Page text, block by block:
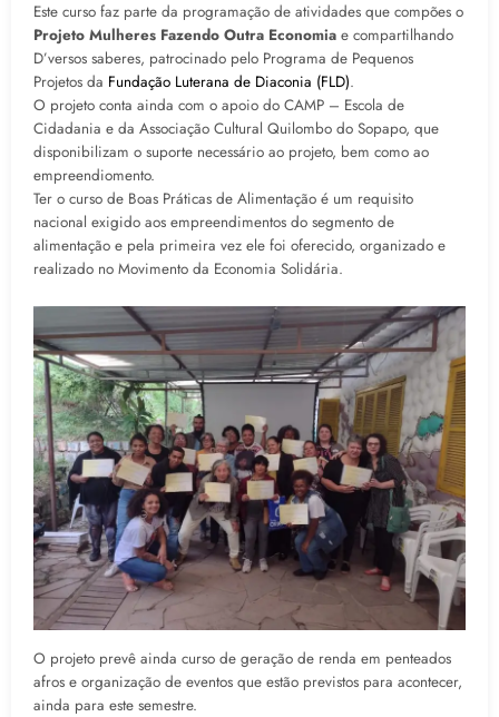
Este curso faz parte da programação de atividades que compões o
Projeto Mulheres Fazendo Outra Economia e compartilhando
D’versos saberes, patrocinado pelo Programa de Pequenos
Projetos da Fundação Luterana de Diaconia (FLD).
O projeto conta ainda com o apoio do CAMP – Escola de
Cidadania e da Associação Cultural Quilombo do Sopapo, que
disponibilizam o suporte necessário ao projeto, bem como ao
empreendiomento.
Ter o curso de Boas Práticas de Alimentação é um requisito
nacional exigido aos empreendimentos do segmento de
alimentação e pela primeira vez ele foi oferecido, organizado e
realizado no Movimento da Economia Solidária.
O projeto prevê ainda curso de geração de renda em penteados
afros e organização de eventos que estão previstos para acontecer,
ainda para este semestre.